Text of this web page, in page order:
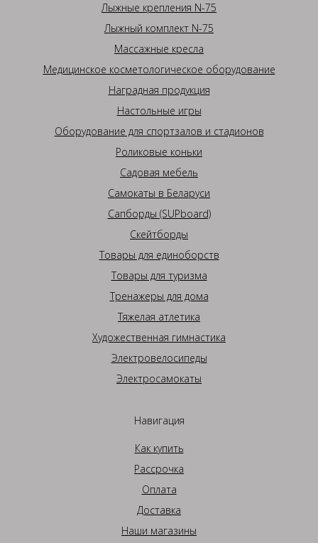
Лыжные крепления N-75
Лыжный комплект N-75
Массажные кресла
Медицинское косметологическое оборудование
Наградная продукция
Настольные игры
Оборудование для спортзалов и стадионов
Роликовые коньки
Садовая мебель
Самокаты в Беларуси
Сапборды (SUPboard)
Скейтборды
Товары для единоборств
Товары для туризма
Тренажеры для дома
Тяжелая атлетика
Художественная гимнастика
Электровелосипеды
Электросамокаты
Навигация
Как купить
Рассрочка
Оплата
Доставка
Наши магазины